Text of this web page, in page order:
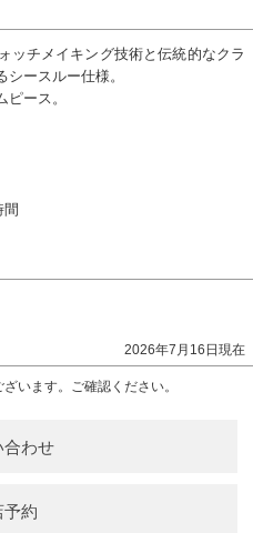
ッチメイキング技術と伝統的なクラ
ースルー仕様。
ース。
2026年7月16日現在
います。ご確認ください。
合わせ
予約